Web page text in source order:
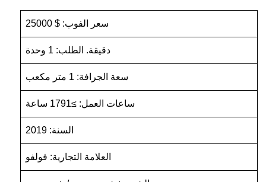
سعر الفوب: $ 25000
دقيقة. الطلب: 1 وحدة
سعة الجرافة: 1 متر مكعب
ساعات العمل: ≥1791 ساعة
السنة: 2019
العلامة التجارية: فولفو